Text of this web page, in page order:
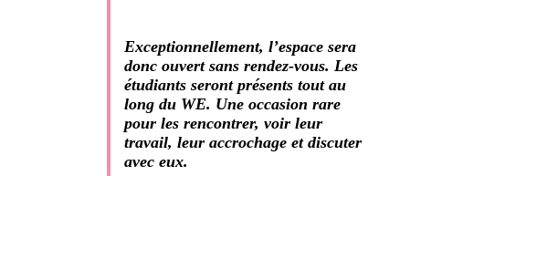
Exceptionnellement, l’espace sera
donc ouvert sans rendez-vous. Les
étudiants seront présents tout au
long du WE. Une occasion rare
pour les rencontrer, voir leur
travail, leur accrochage et discuter
avec eux.